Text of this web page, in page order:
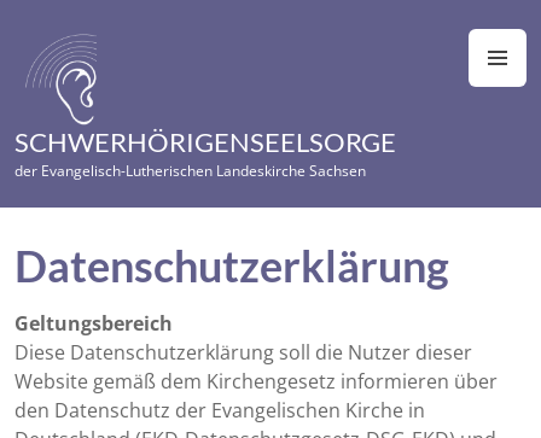
Inhalt
springen
SCHWERHÖRIGENSEELSORGE
der Evangelisch-Lutherischen Landeskirche Sachsen
Datenschutzerklärung
Geltungsbereich
Diese Datenschutzerklärung soll die Nutzer dieser
Website gemäß dem Kirchengesetz informieren über
den Datenschutz der Evangelischen Kirche in